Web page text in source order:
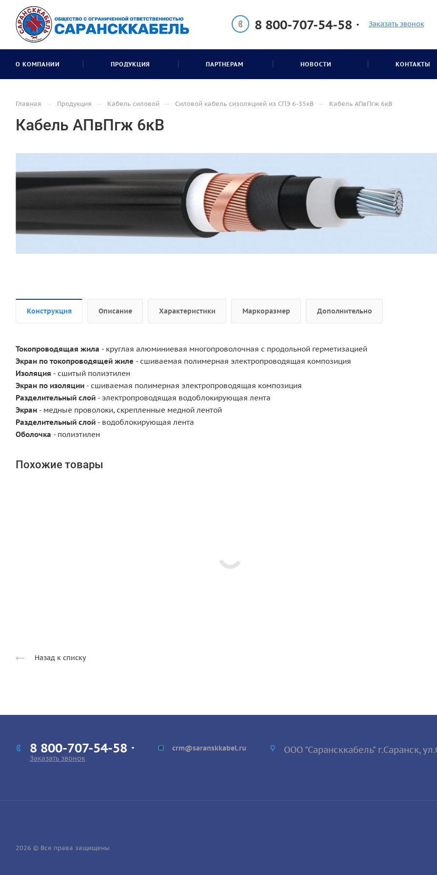
8 800-707-54-58 Заказать звонок
О КОМПАНИИ ПРОДУКЦИЯ ПАРТНЕРАМ НОВОСТИ КОНТАКТЫ
Главная — Продукция — Кабель силовой — Силовой кабель сизоляцией из СПЭ 6-35кВ — Кабель АПвПгж 6кВ
Кабель АПвПгж 6кВ
Конструкция Описание Характеристики Маркоразмер Дополнительно
Токопроводящая жила - круглая алюминиевая многопроволочная с продольной герметизацией
Экран по токопроводящей жиле - сшиваемая полимерная электропроводящая композиция
Изоляция - сшитый полиэтилен
Экран по изоляции - сшиваемая полимерная электропроводящая композиция
Разделительный слой - электропроводящая водоблокирующая лента
Экран - медные проволоки, скрепленные медной лентой
Разделительный слой - водоблокирующая лента
Оболочка - полиэтилен
Похожие товары
Назад к списку
8 800-707-54-58
Заказать звонок
crm@saranskkabel.ru ООО "Сарансккабель" г.Саранск,
2026 © Все права защищены